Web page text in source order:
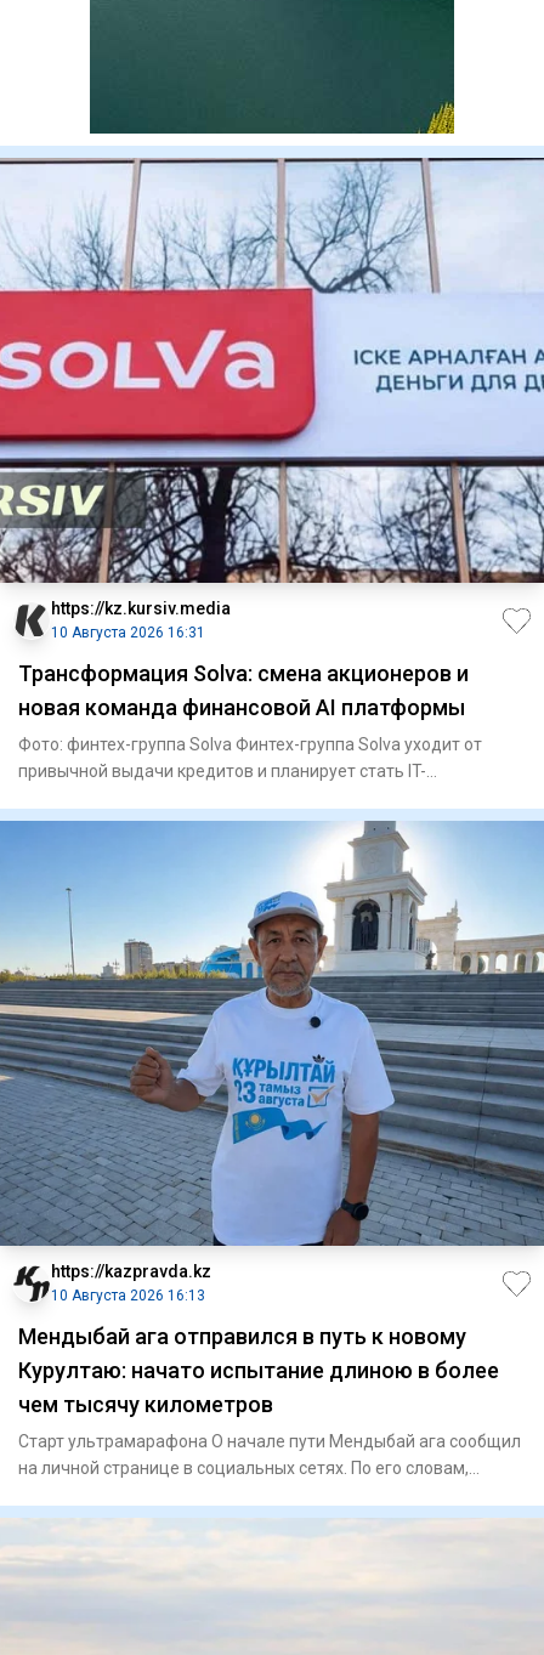
https://kz.kursiv.media
10 Августа 2026 16:31
Трансформация Solva: смена акционеров и
новая команда финансовой AI платформы
Фото: финтех-группа Solva Финтех-группа Solva уходит от
привычной выдачи кредитов и планирует стать IT-
https://kazpravda.kz
10 Августа 2026 16:13
Мендыбай ага отправился в путь к новому
Курултаю: начато испытание длиною в более
чем тысячу километров
Старт ультрамарафона О начале пути Мендыбай ага сообщил
на личной странице в социальных сетях. По его словам,